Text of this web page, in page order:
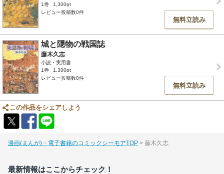
1巻
1,300pt
レビュー投稿数0件
無料立読み
城と隠物の戦国誌
藤木久志
小説・実用書
1巻
1,300pt
レビュー投稿数0件
無料立読み
この作品をシェアしよう
漫画(まんが)・電子書籍のコミックシーモアTOP 藤木久志
最新情報はここからチェック！